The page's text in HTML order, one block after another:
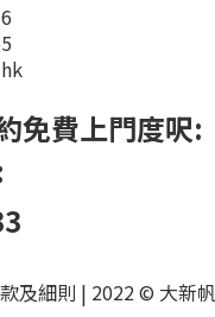
免費上門度呎:
及細則 | 2022 © 大新